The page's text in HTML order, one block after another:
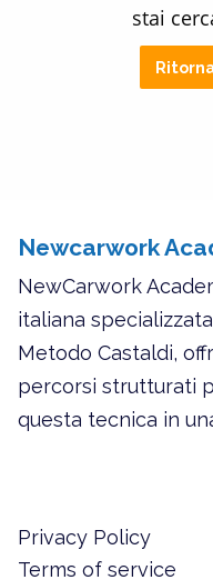
stai
Newcarwork
NewCarwork
italiana
Metodo Castaldi,
percorsi strutturati
questa tecnica in
Privacy Policy
Terms of service